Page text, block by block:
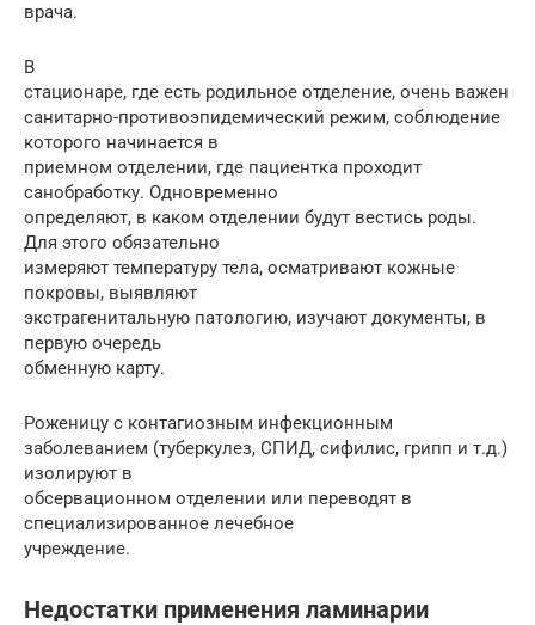
врача.
В
стационаре, где есть родильное отделение, очень важен
санитарно-противоэпидемический режим, соблюдение
которого начинается в
приемном отделении, где пациентка проходит
санобработку. Одновременно
определяют, в каком отделении будут вестись роды.
Для этого обязательно
измеряют температуру тела, осматривают кожные
покровы, выявляют
экстрагенитальную патологию, изучают документы, в
первую очередь
обменную карту.
Роженицу с контагиозным инфекционным
заболеванием (туберкулез, СПИД, сифилис, грипп и т.д.)
изолируют в
обсервационном отделении или переводят в
специализированное лечебное
учреждение.
Недостатки применения ламинарии